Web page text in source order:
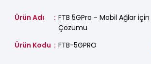
Ürün Adı
FTB 5GPro - Mobil Ağlar
Çözümü
Ürün Kodu
FTB-5GPRO